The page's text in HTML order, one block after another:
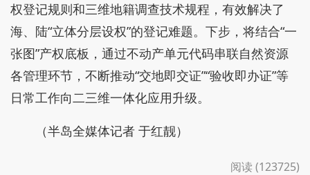
权登记规则和三维地籍调查技术规程，有效解决了
海、陆“立体分层设权”的登记难题。下步，将结合“一
张图”产权底板，通过不动产单元代码串联自然资源
各管理环节，不断推动“交地即交证”“验收即办证”等
日常工作向二三维一体化应用升级。
（半岛全媒体记者 于红靓）
阅读 (123725)